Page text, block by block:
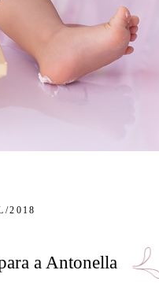
2018
a Antonella